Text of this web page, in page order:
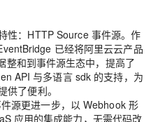
性：HTTP Source 事件源。作
已经将阿里云云产品
整和到事件源生态中，提高了
API 与多语言 sdk 的支持，为
了便利。
源更进一步，以 Webhook 形
应用的集成能力，无需代码改